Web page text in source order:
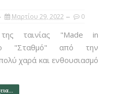
Μαρτίου 29, 2022 0
ταινίας "Made in
"Σταθμό" από την
χαρά και ενθουσιασμό